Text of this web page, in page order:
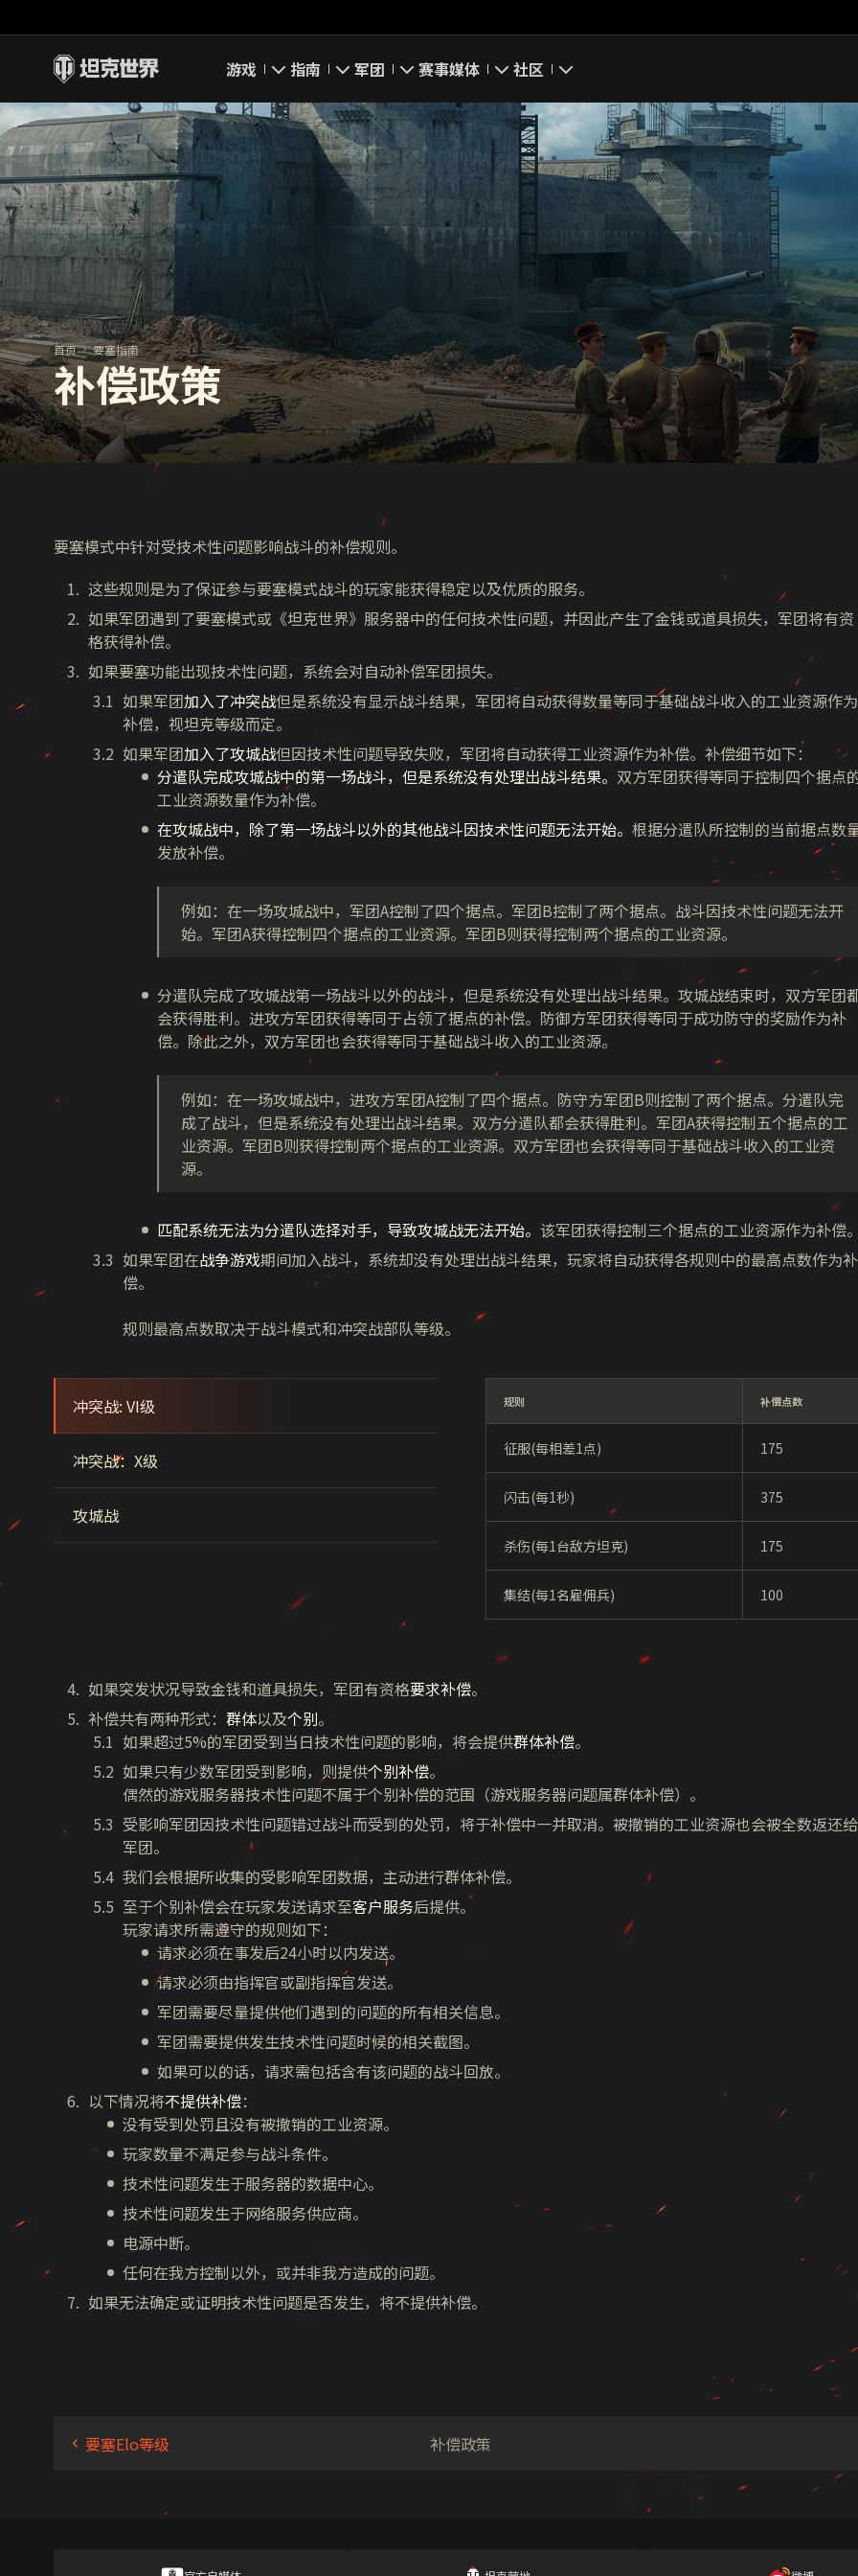
游戏
即刻下载
新闻
坦克百科
指南
新手指南
高级用户
游戏规则
军团
要塞
领土战
军团评级
赛事媒体
游戏截图
游戏壁纸
游戏音乐
你好，吾久
万圣节
《以战止战》
社区
我的资料
搜索玩家
官方自媒体
首页 要塞指南
补偿政策
要塞模式中针对受技术性问题影响战斗的补偿规则。
这些规则是为了保证参与要塞模式战斗的玩家能获得稳定以及优质的服务。
如果军团遇到了要塞模式或《坦克世界》服务器中的任何技术性问题，并因此产生了金钱或道具损失，军团将有资
格获得补偿。
如果要塞功能出现技术性问题，系统会对自动补偿军团损失。
如果军团加入了冲突战但是系统没有显示战斗结果，军团将自动获得数量等同于基础战斗收入的工业资源作为
补偿，视坦克等级而定。
如果军团加入了攻城战但因技术性问题导致失败，军团将自动获得工业资源作为补偿。补偿细节如下：
分遣队完成攻城战中的第一场战斗，但是系统没有处理出战斗结果。 双方军团获得等同于控制四个据点
工业资源数量作为补偿。
在攻城战中，除了第一场战斗以外的其他战斗因技术性问题无法开始。 根据分遣队所控制的当前据点数
发放补偿。
例如：在一场攻城战中，军团A控制了四个据点。军团B控制了两个据点。战斗因技术性问题无法开
始。军团A获得控制四个据点的工业资源。军团B则获得控制两个据点的工业资源。
分遣队完成了攻城战第一场战斗以外的战斗，但是系统没有处理出战斗结果。 攻城战结束时，双方军团
会获得胜利。进攻方军团获得等同于占领了据点的补偿。防御方军团获得等同于成功防守的奖励作为补
偿。除此之外，双方军团也会获得等同于基础战斗收入的工业资源。
例如：在一场攻城战中，进攻方军团A控制了四个据点。防守方军团B则控制了两个据点。分遣队完
成了战斗，但是系统没有处理出战斗结果。双方分遣队都会获得胜利。军团A获得控制五个据点的工
业资源。军团B则获得控制两个据点的工业资源。双方军团也会获得等同于基础战斗收入的工业资
源。
匹配系统无法为分遣队选择对手，导致攻城战无法开始。 该军团获得控制三个据点的工业资源作为补偿
如果军团在战争游戏期间加入战斗，系统却没有处理出战斗结果，玩家将自动获得各规则中的最高点数作为补
偿。
规则最高点数取决于战斗模式和冲突战部队等级。
冲突战: VI级
冲突战：X级
攻城战
规则 补偿点数
征服(每相差1点) 175
闪击(每1秒) 375
杀伤(每1台敌方坦克) 175
集结(每1名雇佣兵) 100
如果突发状况导致金钱和道具损失，军团有资格要求补偿。
补偿共有两种形式： 群体以及个别。
如果超过5%的军团受到当日技术性问题的影响，将会提供群体补偿。
如果只有少数军团受到影响，则提供个别补偿。
偶然的游戏服务器技术性问题不属于个别补偿的范围（游戏服务器问题属群体补偿）。
受影响军团因技术性问题错过战斗而受到的处罚，将于补偿中一并取消。被撤销的工业资源也会被全数返还给
军团。
我们会根据所收集的受影响军团数据，主动进行群体补偿。
至于个别补偿会在玩家发送请求至客户服务后提供。
玩家请求所需遵守的规则如下：
请求必须在事发后24小时以内发送。
请求必须由指挥官或副指挥官发送。
军团需要尽量提供他们遇到的问题的所有相关信息。
军团需要提供发生技术性问题时候的相关截图。
如果可以的话，请求需包括含有该问题的战斗回放。
以下情况将不提供补偿：
没有受到处罚且没有被撤销的工业资源。
玩家数量不满足参与战斗条件。
技术性问题发生于服务器的数据中心。
技术性问题发生于网络服务供应商。
电源中断。
任何在我方控制以外，或并非我方造成的问题。
如果无法确定或证明技术性问题是否发生，将不提供补偿。
要塞Elo等级 补偿政策